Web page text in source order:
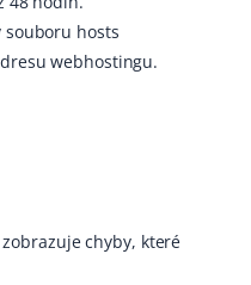
souboru hosts
webhostingu.
chyby, které